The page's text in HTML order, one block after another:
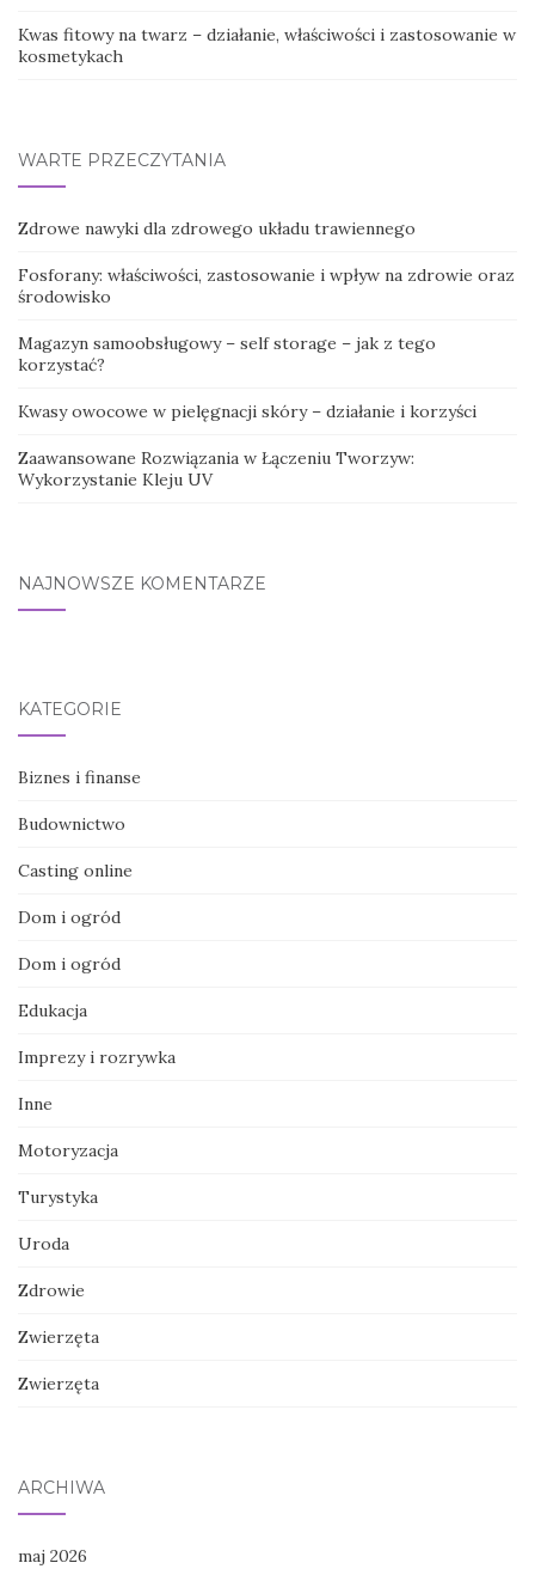
Kwas fitowy na twarz – działanie, właściwości i zastosowanie w
kosmetykach
WARTE PRZECZYTANIA
Zdrowe nawyki dla zdrowego układu trawiennego
Fosforany: właściwości, zastosowanie i wpływ na zdrowie oraz
środowisko
Magazyn samoobsługowy – self storage – jak z tego
korzystać?
Kwasy owocowe w pielęgnacji skóry – działanie i korzyści
Zaawansowane Rozwiązania w Łączeniu Tworzyw:
Wykorzystanie Kleju UV
NAJNOWSZE KOMENTARZE
KATEGORIE
Biznes i finanse
Budownictwo
Casting online
Dom i ogród
Dom i ogród
Edukacja
Imprezy i rozrywka
Inne
Motoryzacja
Turystyka
Uroda
Zdrowie
Zwierzęta
Zwierzęta
ARCHIWA
maj 2026